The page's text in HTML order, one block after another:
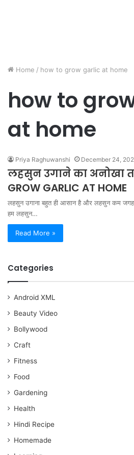
Home / how to grow garlic at home
how to
at home
Priya Raghuwanshi December 24,
लहसुन उगाने का अनोखा
GROW GARLIC AT HOME
लहसुन उगाना बहुत ही आसान है और लहसुन कम
हम लहसुन…
Read More »
Categories
Android XML
Beauty Video
Bollywood
Craft
Fitness
Food
Gardening
Health
Hindi Recipe
Homemade